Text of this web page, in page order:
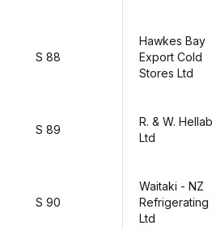
S 88
Hawkes Bay
Export Cold
Stores Ltd
S 89
R. & W.
Ltd
S 90
Waitaki - NZ
Refrigerating
Ltd